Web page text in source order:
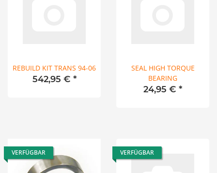
REBUILD KIT TRANS 94-06
542,95 € *
SEAL HIGH TORQUE
BEARING
24,95 € *
VERFÜGBAR VERFÜGBAR